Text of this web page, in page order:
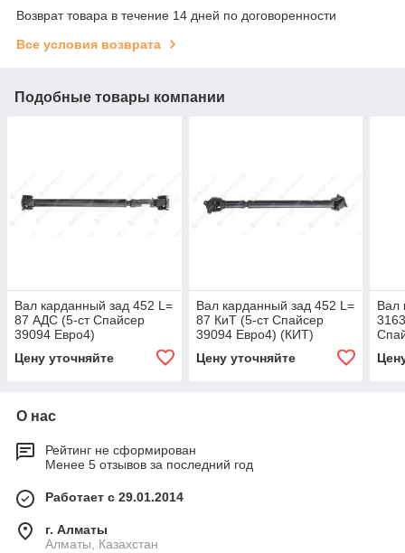
Возврат товара в течение 14 дней по договоренности
Все условия возврата
Подобные товары компании
Вал карданный зад 452 L=
87 АДС (5-ст Спайсер
39094 Евро4)
Цену уточняйте
Вал карданный зад 452 L=
87 КиТ (5-ст Спайсер
39094 Евро4) (КИТ)
Цену уточняйте
Вал
О нас
Рейтинг не сформирован
Менее 5 отзывов за последний год
Работает с 29.01.2014
г. Алматы
Алматы, Казахстан